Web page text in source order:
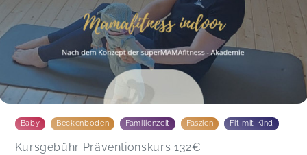
Es ist wirklich ein ganz toller Kurs um nach der
Rückbildung am Ball zu bleiben. Am Anfang hab
ich gedacht, dass es zu einfach wird, aber da
habe ich mich definitiv getäuscht!! Auch für die
Kleinen ist es super, da sie ein paar Spielsachen
vor Ort haben und natürlich durch turnende
Mamis und viele andere Kinder genug zu gucken
Sarah,Mar 16
Baby Beckenboden Familienzeit Faszien Fit mit Kind
Kursgebühr Präventionskurs 132€